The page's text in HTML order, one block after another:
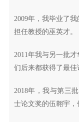
2009年，我毕业了
担任教授的巫英才。
2011年我与另一批
们后来都获得了最佳
2018年，我与第三
士论文奖的伍翱宇，